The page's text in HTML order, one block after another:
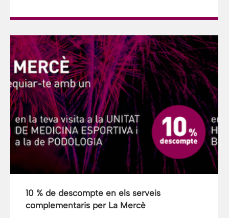
10 % de descompte en els serveis
complementaris per La Mercè